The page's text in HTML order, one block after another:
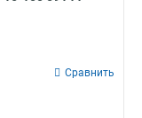
Сравнить